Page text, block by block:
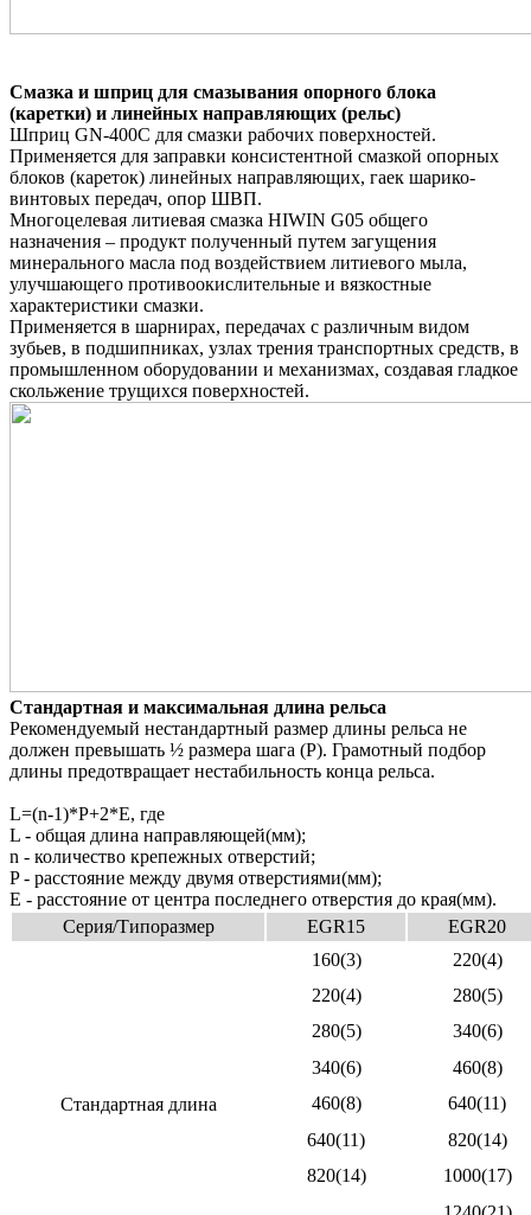
Смазка и шприц для смазывания опорного блока
(каретки) и линейных направляющих (рельс)
Шприц GN-400C для смазки рабочих поверхностей.
Применяется для заправки консистентной смазкой опорных
блоков (кареток) линейных направляющих, гаек шарико-
винтовых передач, опор ШВП.
Многоцелевая литиевая смазка HIWIN G05 общего
назначения – продукт полученный путем загущения
минерального масла под воздействием литиевого мыла,
улучшающего противоокислительные и вязкостные
характеристики смазки.
Применяется в шарнирах, передачах с различным видом
зубьев, в подшипниках, узлах трения транспортных средств, в
промышленном оборудовании и механизмах, создавая гладкое
скольжение трущихся поверхностей.
Стандартная и максимальная длина рельса
Рекомендуемый нестандартный размер длины рельса не
должен превышать ½ размера шага (Р). Грамотный подбор
длины предотвращает нестабильность конца рельса.
L=(n-1)*P+2*E, где
L - общая длина направляющей(мм);
n - количество крепежных отверстий;
P - расстояние между двумя отверстиями(мм);
E - расстояние от центра последнего отверстия до края(мм).
Серия/Типоразмер
EGR15 EGR20
Стандартная длина
160(3)
220(4)
220(4)
280(5)
280(5)
340(6)
340(6)
460(8)
460(8)
640(11)
640(11)
820(14)
820(14)
1000(17)